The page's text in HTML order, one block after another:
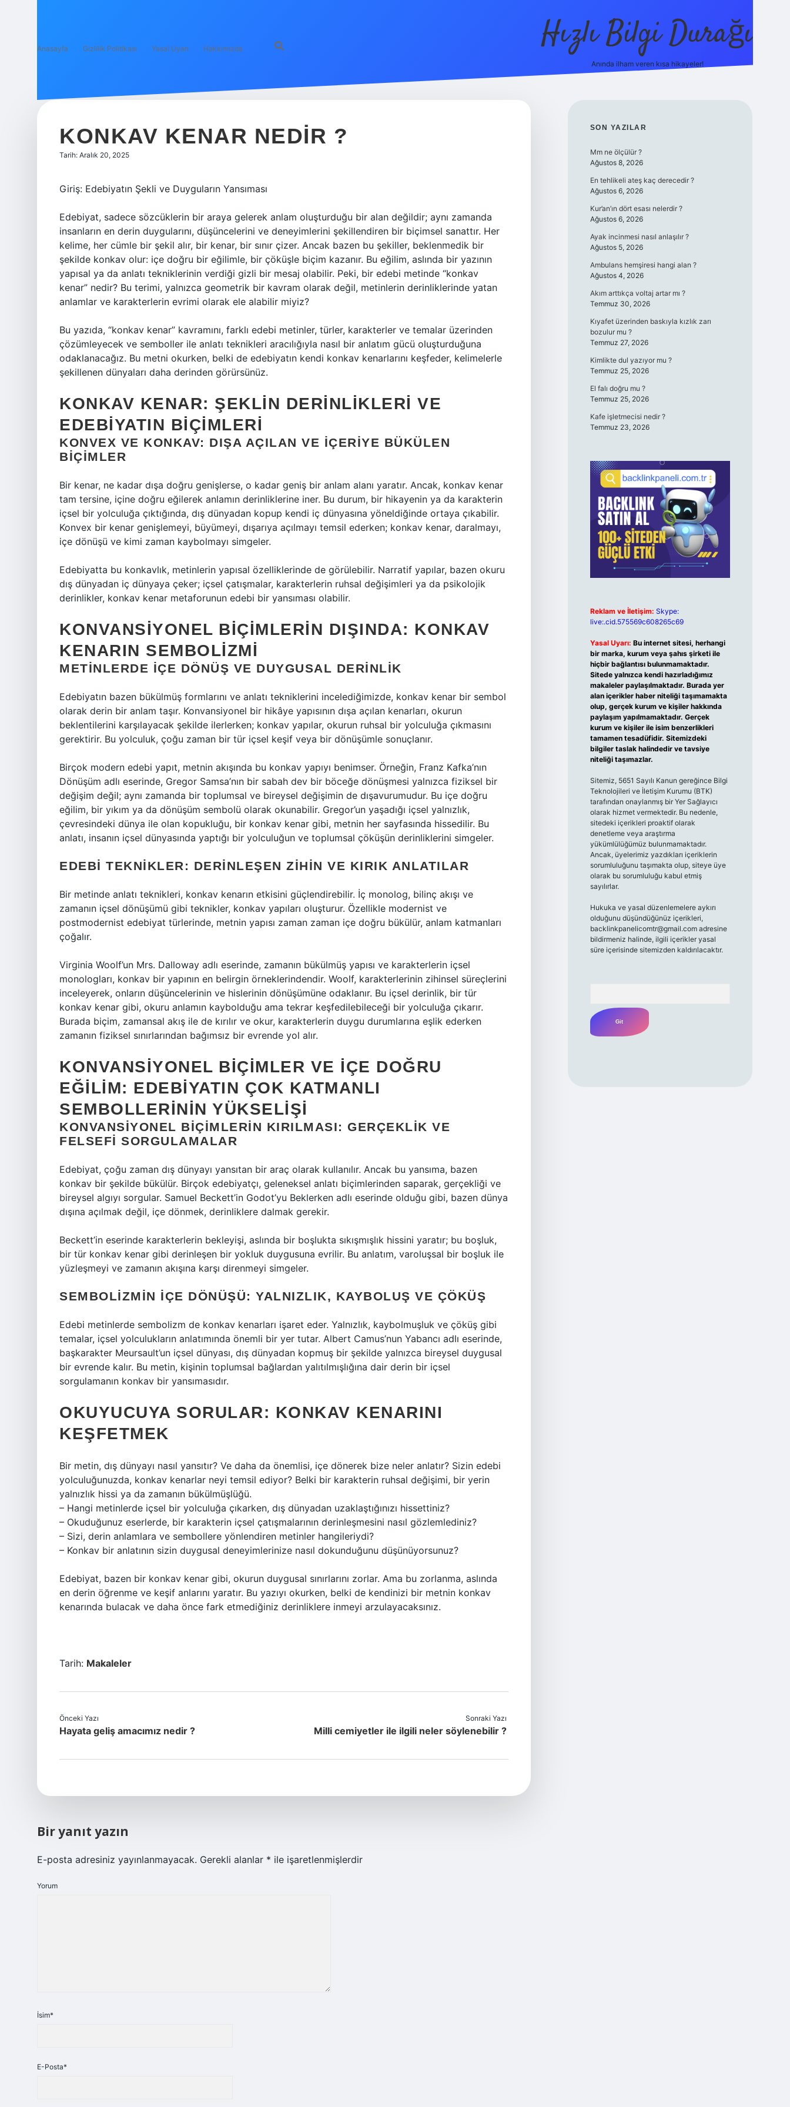
Anasayfa Gizlilik Politikası Yasal Uyarı Hakkımızda Hızlı Bilgi Durağı
Anında ilham veren kısa hikayeler!
KONKAV KENAR NEDIR ?
Tarih: Aralık 20, 2025
Giriş: Edebiyatın Şekli ve Duyguların Yansıması
Edebiyat, sadece sözcüklerin bir araya gelerek anlam oluşturduğu bir alan değildir; aynı zamanda
insanların en derin duygularını, düşüncelerini ve deneyimlerini şekillendiren bir biçimsel sanattır. Her
kelime, her cümle bir şekil alır, bir kenar, bir sınır çizer. Ancak bazen bu şekiller, beklenmedik bir
şekilde konkav olur: içe doğru bir eğilimle, bir çöküşle biçim kazanır. Bu eğilim, aslında bir yazının
yapısal ya da anlatı tekniklerinin verdiği gizli bir mesaj olabilir. Peki, bir edebi metinde “konkav
kenar” nedir? Bu terimi, yalnızca geometrik bir kavram olarak değil, metinlerin derinliklerinde yatan
anlamlar ve karakterlerin evrimi olarak ele alabilir miyiz?
Bu yazıda, “konkav kenar” kavramını, farklı edebi metinler, türler, karakterler ve temalar üzerinden
çözümleyecek ve semboller ile anlatı teknikleri aracılığıyla nasıl bir anlatım gücü oluşturduğuna
odaklanacağız. Bu metni okurken, belki de edebiyatın kendi konkav kenarlarını keşfeder, kelimelerle
şekillenen dünyaları daha derinden görürsünüz.
KONKAV KENAR: ŞEKLIN DERINLIKLERI VE
EDEBIYATIN BIÇIMLERI
KONVEX VE KONKAV: DIŞA AÇILAN VE İÇERIYE BÜKÜLEN
BIÇIMLER
Bir kenar, ne kadar dışa doğru genişlerse, o kadar geniş bir anlam alanı yaratır. Ancak, konkav kenar
tam tersine, içine doğru eğilerek anlamın derinliklerine iner. Bu durum, bir hikayenin ya da karakterin
içsel bir yolculuğa çıktığında, dış dünyadan kopup kendi iç dünyasına yöneldiğinde ortaya çıkabilir.
Konvex bir kenar genişlemeyi, büyümeyi, dışarıya açılmayı temsil ederken; konkav kenar, daralmayı,
içe dönüşü ve kimi zaman kaybolmayı simgeler.
Edebiyatta bu konkavlık, metinlerin yapısal özelliklerinde de görülebilir. Narratif yapılar, bazen okuru
dış dünyadan iç dünyaya çeker; içsel çatışmalar, karakterlerin ruhsal değişimleri ya da psikolojik
derinlikler, konkav kenar metaforunun edebi bir yansıması olabilir.
KONVANSIYONEL BIÇIMLERIN DIŞINDA: KONKAV
KENARIN SEMBOLIZMI
METINLERDE İÇE DÖNÜŞ VE DUYGUSAL DERINLIK
Edebiyatın bazen bükülmüş formlarını ve anlatı tekniklerini incelediğimizde, konkav kenar bir sembol
olarak derin bir anlam taşır. Konvansiyonel bir hikâye yapısının dışa açılan kenarları, okurun
beklentilerini karşılayacak şekilde ilerlerken; konkav yapılar, okurun ruhsal bir yolculuğa çıkmasını
gerektirir. Bu yolculuk, çoğu zaman bir tür içsel keşif veya bir dönüşümle sonuçlanır.
Birçok modern edebi yapıt, metnin akışında bu konkav yapıyı benimser. Örneğin, Franz Kafka’nın
Dönüşüm adlı eserinde, Gregor Samsa’nın bir sabah dev bir böceğe dönüşmesi yalnızca fiziksel bir
değişim değil; aynı zamanda bir toplumsal ve bireysel değişimin de dışavurumudur. Bu içe doğru
eğilim, bir yıkım ya da dönüşüm sembolü olarak okunabilir. Gregor’un yaşadığı içsel yalnızlık,
çevresindeki dünya ile olan kopukluğu, bir konkav kenar gibi, metnin her sayfasında hissedilir. Bu
anlatı, insanın içsel dünyasında yaptığı bir yolculuğun ve toplumsal çöküşün derinliklerini simgeler.
EDEBI TEKNIKLER: DERINLEŞEN ZIHIN VE KIRIK ANLATILAR
Bir metinde anlatı teknikleri, konkav kenarın etkisini güçlendirebilir. İç monolog, bilinç akışı ve
zamanın içsel dönüşümü gibi teknikler, konkav yapıları oluşturur. Özellikle modernist ve
postmodernist edebiyat türlerinde, metnin yapısı zaman zaman içe doğru bükülür, anlam katmanları
çoğalır.
Virginia Woolf’un Mrs. Dalloway adlı eserinde, zamanın bükülmüş yapısı ve karakterlerin içsel
monologları, konkav bir yapının en belirgin örneklerindendir. Woolf, karakterlerinin zihinsel süreçlerini
inceleyerek, onların düşüncelerinin ve hislerinin dönüşümüne odaklanır. Bu içsel derinlik, bir tür
konkav kenar gibi, okuru anlamın kaybolduğu ama tekrar keşfedilebileceği bir yolculuğa çıkarır.
Burada biçim, zamansal akış ile de kırılır ve okur, karakterlerin duygu durumlarına eşlik ederken
zamanın fiziksel sınırlarından bağımsız bir evrende yol alır.
KONVANSIYONEL BIÇIMLER VE İÇE DOĞRU
EĞILIM: EDEBIYATIN ÇOK KATMANLI
SEMBOLLERININ YÜKSELIŞI
KONVANSIYONEL BIÇIMLERIN KIRILMASI: GERÇEKLIK VE
FELSEFI SORGULAMALAR
Edebiyat, çoğu zaman dış dünyayı yansıtan bir araç olarak kullanılır. Ancak bu yansıma, bazen
konkav bir şekilde bükülür. Birçok edebiyatçı, geleneksel anlatı biçimlerinden saparak, gerçekliği ve
bireysel algıyı sorgular. Samuel Beckett’in Godot’yu Beklerken adlı eserinde olduğu gibi, bazen dünya
dışına açılmak değil, içe dönmek, derinliklere dalmak gerekir.
Beckett’in eserinde karakterlerin bekleyişi, aslında bir boşlukta sıkışmışlık hissini yaratır; bu boşluk,
bir tür konkav kenar gibi derinleşen bir yokluk duygusuna evrilir. Bu anlatım, varoluşsal bir boşluk ile
yüzleşmeyi ve zamanın akışına karşı direnmeyi simgeler.
SEMBOLIZMIN İÇE DÖNÜŞÜ: YALNIZLIK, KAYBOLUŞ VE ÇÖKÜŞ
Edebi metinlerde sembolizm de konkav kenarları işaret eder. Yalnızlık, kaybolmuşluk ve çöküş gibi
temalar, içsel yolculukların anlatımında önemli bir yer tutar. Albert Camus’nun Yabancı adlı eserinde,
başkarakter Meursault’un içsel dünyası, dış dünyadan kopmuş bir şekilde yalnızca bireysel duygusal
bir evrende kalır. Bu metin, kişinin toplumsal bağlardan yalıtılmışlığına dair derin bir içsel
sorgulamanın konkav bir yansımasıdır.
OKUYUCUYA SORULAR: KONKAV KENARINI
KEŞFETMEK
Bir metin, dış dünyayı nasıl yansıtır? Ve daha da önemlisi, içe dönerek bize neler anlatır? Sizin edebi
yolculuğunuzda, konkav kenarlar neyi temsil ediyor? Belki bir karakterin ruhsal değişimi, bir yerin
yalnızlık hissi ya da zamanın bükülmüşlüğü.
– Hangi metinlerde içsel bir yolculuğa çıkarken, dış dünyadan uzaklaştığınızı hissettiniz?
– Okuduğunuz eserlerde, bir karakterin içsel çatışmalarının derinleşmesini nasıl gözlemlediniz?
– Sizi, derin anlamlara ve sembollere yönlendiren metinler hangileriydi?
– Konkav bir anlatının sizin duygusal deneyimlerinize nasıl dokunduğunu düşünüyorsunuz?
Edebiyat, bazen bir konkav kenar gibi, okurun duygusal sınırlarını zorlar. Ama bu zorlanma, aslında
en derin öğrenme ve keşif anlarını yaratır. Bu yazıyı okurken, belki de kendinizi bir metnin konkav
kenarında bulacak ve daha önce fark etmediğiniz derinliklere inmeyi arzulayacaksınız.
Tarih: Makaleler
Önceki Yazı
Hayata geliş amacımız nedir ?
Sonraki Yazı
Milli cemiyetler ile ilgili neler söylenebilir ?
Bir yanıt yazın
E-posta adresiniz yayınlanmayacak. Gerekli alanlar * ile işaretlenmişlerdir
Yorum
İsim*
E-Posta*
SIDEBAR
SON YAZILAR
Mm ne ölçülür ?
Ağustos 8, 2026
En tehlikeli ateş kaç derecedir ?
Ağustos 6, 2026
Kur’an’ın dört esası nelerdir ?
Ağustos 6, 2026
Ayak incinmesi nasıl anlaşılır ?
Ağustos 5, 2026
Ambulans hemşiresi hangi alan ?
Ağustos 4, 2026
Akım arttıkça voltaj artar mı ?
Temmuz 30, 2026
Kıyafet üzerinden baskıyla kızlık zarı
bozulur mu ?
Temmuz 27, 2026
Kimlikte dul yazıyor mu ?
Temmuz 25, 2026
El falı doğru mu ?
Temmuz 25, 2026
Kafe işletmecisi nedir ?
Temmuz 23, 2026
Reklam ve İletişim: Skype:
live:.cid.575569c608265c69
Yasal Uyarı: Bu internet sitesi, herhangi
bir marka, kurum veya şahıs şirketi ile
hiçbir bağlantısı bulunmamaktadır.
Sitede yalnızca kendi hazırladığımız
makaleler paylaşılmaktadır. Burada yer
alan içerikler haber niteliği taşımamakta
olup, gerçek kurum ve kişiler hakkında
paylaşım yapılmamaktadır. Gerçek
kurum ve kişiler ile isim benzerlikleri
tamamen tesadüfidir. Sitemizdeki
bilgiler taslak halindedir ve tavsiye
niteliği taşımazlar.
Sitemiz, 5651 Sayılı Kanun gereğince Bilgi
Teknolojileri ve İletişim Kurumu (BTK)
tarafından onaylanmış bir Yer Sağlayıcı
olarak hizmet vermektedir. Bu nedenle,
sitedeki içerikleri proaktif olarak
denetleme veya araştırma
yükümlülüğümüz bulunmamaktadır.
Ancak, üyelerimiz yazdıkları içeriklerin
sorumluluğunu taşımakta olup, siteye üye
olarak bu sorumluluğu kabul etmiş
sayılırlar.
Hukuka ve yasal düzenlemelere aykırı
olduğunu düşündüğünüz içerikleri,
backlinkpanelicomtr@gmail.comadresine
bildirmeniz halinde, ilgili içerikler yasal
süre içerisinde sitemizden kaldırılacaktır.